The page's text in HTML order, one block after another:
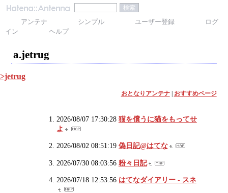
アンテナ シンプル ユーザー登録
ログ
イン
ヘルプ
a.jetrug
>jetrug
おとなりアンテナ| おすすめページ
2026/08/07 17:30:28 猫を償うに猫をもってせ
よ
2026/08/02 08:51:19 偽日記@はてな
2026/07/30 08:03:56 粉々日記
2026/07/18 12:53:56 はてなダイアリー - スネ